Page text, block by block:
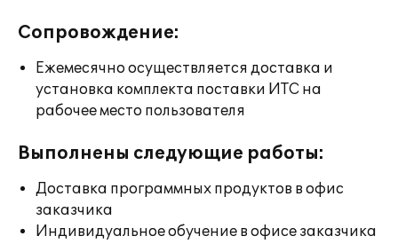
Сопровождение:
Ежемесячно осуществляется доставка и
установка комплекта поставки ИТС на
рабочее место пользователя
Выполнены следующие работы:
Доставка программных продуктов в офис
заказчика
Индивидуальное обучение в офисе заказчика